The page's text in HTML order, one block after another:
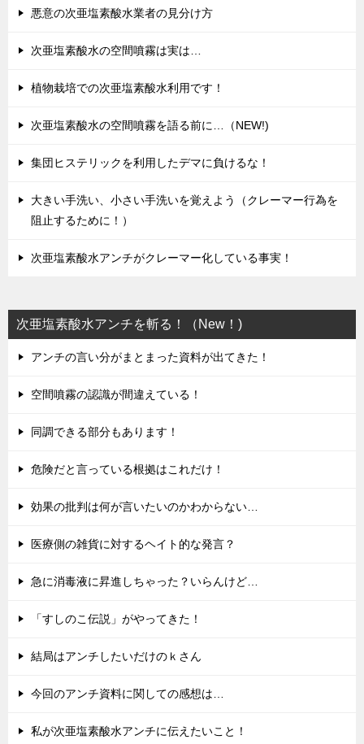
悪意の次亜塩素酸水業者の見分け方
次亜塩素酸水の空間噴霧は実は…
植物栽培での次亜塩素酸水利用です！
次亜塩素酸水の空間噴霧を語る前に…（NEW!)
集団ヒステリックを利用したデマに負けるな！
大きい手洗い、小さい手洗いを覚えよう（クレーマー行為を
阻止するために！）
次亜塩素酸水アンチがクレーマー化している事実！
次亜塩素酸水アンチを斬る！（New！)
アンチの言い分がまとまった資料が出てきた！
空間噴霧の認識が間違えている！
同調できる部分もあります！
危険だと言っている根拠はこれだけ！
効果の批判は何が言いたいのかわからない…
医療側の雑貨に対するヘイト的な発言？
急に消毒液に昇進しちゃった？いらんけど…
「すしのこ伝説」がやってきた！
結局はアンチしたいだけのｋさん
今回のアンチ資料に関しての感想は…
私が次亜塩素酸水アンチに伝えたいこと！